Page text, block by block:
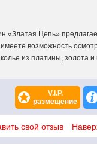
«Златая Цепь»
возможность
из платины,
V.I.P.
размещение
свой отзыв